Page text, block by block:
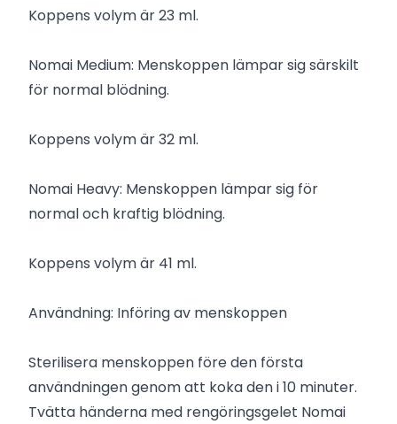
Koppens volym är 23 ml.
Nomai Medium: Menskoppen lämpar sig särskilt
för normal blödning.
Koppens volym är 32 ml.
Nomai Heavy: Menskoppen lämpar sig för
normal och kraftig blödning.
Koppens volym är 41 ml.
Användning: Införing av menskoppen
Sterilisera menskoppen före den första
användningen genom att koka den i 10 minuter.
Tvätta händerna med rengöringsgelet Nomai